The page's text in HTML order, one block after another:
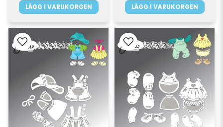
LÄGG I VARUKORGEN LÄGG I VARUKORGEN